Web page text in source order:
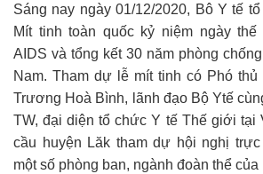
Sáng nay ngày 01/12/2020, Bô Y tế
Mít tinh toàn quốc kỷ niệm ngày
AIDS và tổng kết 30 năm phòng
Nam. Tham dự lễ mít tinh có Phó
Trương Hoà Bình, lãnh đạo Bộ Ytế
TW, đại diện tổ chức Y tế Thế giới
cầu huyện Lăk tham dự hội nghị
một số phòng ban, ngành đoàn thể của